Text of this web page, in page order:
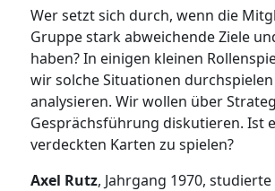
Wer setzt sich durch, wenn die
Gruppe stark abweichende Ziele
haben? In einigen kleinen
wir solche Situationen
analysieren. Wir wollen über
Gesprächsführung diskutieren. Ist
verdeckten Karten zu spielen?
Axel Rutz, Jahrgang 1970,